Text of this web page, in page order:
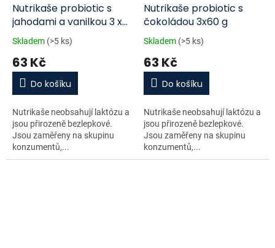
Nutrikaše probiotic s
jahodami a vanilkou 3 x
60 g
Skladem (>5 ks)
63 Kč
Do košíku
Nutrikaše neobsahují laktózu a
jsou přirozeně bezlepkové.
Jsou zaměřeny na skupinu
konzumentů,...
Nutrikaše probiotic s
čokoládou 3x60 g
Skladem (>5 ks)
63 Kč
Do košíku
Nutrikaše neobsahují laktózu a
jsou přirozeně bezlepkové.
Jsou zaměřeny na skupinu
konzumentů,...